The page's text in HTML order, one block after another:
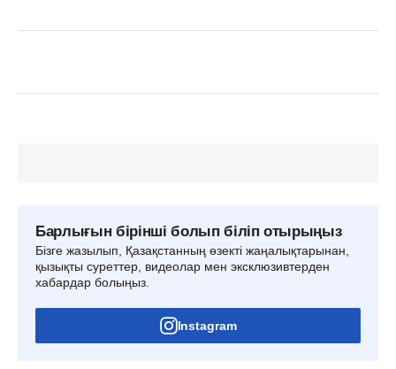
Барлығын бірінші болып біліп отырыңыз
Бізге жазылып, Қазақстанның өзекті жаңалықтарынан,
қызықты суреттер, видеолар мен эксклюзивтерден
хабардар болыңыз.
Instagram